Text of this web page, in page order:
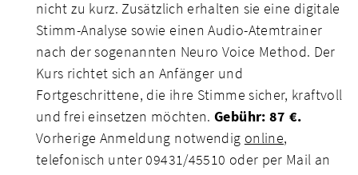
nicht zu kurz. Zusätzlich erhalten sie eine digitale
Stimm-Analyse sowie einen Audio-Atemtrainer
nach der sogenannten Neuro Voice Method. Der
Kurs richtet sich an Anfänger und
Fortgeschrittene, die ihre Stimme sicher, kraftvoll
und frei einsetzen möchten.Gebühr: 87 €.
Vorherige Anmeldung notwendig online,
telefonisch unter 09431/45510 oder per Mail an